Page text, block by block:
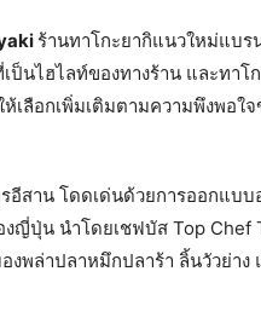
ร้านทาโกะยากิแนวใหม่แบร
ป็นไฮไลท์ของทางร้าน และทา
ห้เลือกเพิ่มเติมตามความพึงพอใ
อีสาน โดดเด่นด้วยการออกแบ
ญี่ปุ่น นำโดยเชฟบัส Top Chef
งพล่าปลาหมึกปลาร้า ลิ้นวัวย่า